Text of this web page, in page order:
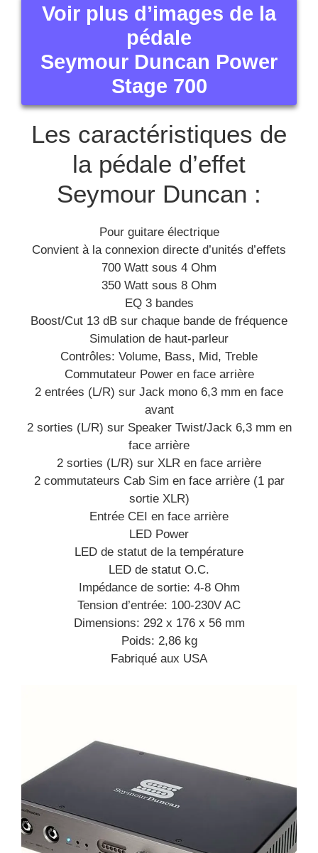
Voir plus d’images de la
pédale
Seymour Duncan Power
Stage 700
Les caractéristiques de
la pédale d’effet
Seymour Duncan :
Pour guitare électrique
Convient à la connexion directe d’unités d’effets
700 Watt sous 4 Ohm
350 Watt sous 8 Ohm
EQ 3 bandes
Boost/Cut 13 dB sur chaque bande de fréquence
Simulation de haut-parleur
Contrôles: Volume, Bass, Mid, Treble
Commutateur Power en face arrière
2 entrées (L/R) sur Jack mono 6,3 mm en face
avant
2 sorties (L/R) sur Speaker Twist/Jack 6,3 mm en
face arrière
2 sorties (L/R) sur XLR en face arrière
2 commutateurs Cab Sim en face arrière (1 par
sortie XLR)
Entrée CEI en face arrière
LED Power
LED de statut de la température
LED de statut O.C.
Impédance de sortie: 4-8 Ohm
Tension d’entrée: 100-230V AC
Dimensions: 292 x 176 x 56 mm
Poids: 2,86 kg
Fabriqué aux USA